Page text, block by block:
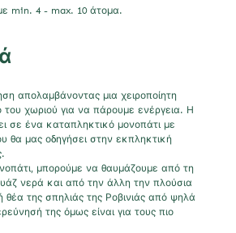
min. 4 - max. 10 άτομα.
απολαμβάνοντας μια χειροποίητη
του χωριού για να πάρουμε ενέργεια. Η
σε ένα καταπληκτικό μονοπάτι με
θα μας οδηγήσει στην εκπληκτική
μπορούμε να θαυμάζουμε από τη
νερά και από την άλλη την πλούσια
της σπηλιάς της Ροβινιάς από ψηλά
της όμως είναι για τους πιο